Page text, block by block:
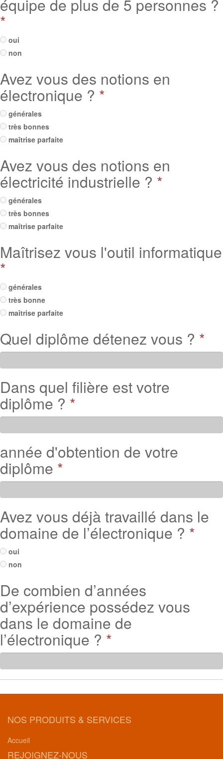
équipe de plus de 5 personnes ?
*
oui
non
Avez vous des notions en
électronique ? *
générales
très bonnes
maîtrise parfaite
Avez vous des notions en
électricité industrielle ? *
générales
très bonnes
maîtrise parfaite
Maîtrisez vous l'outil informatique
*
générales
très bonne
maîtrise parfaite
Quel diplôme détenez vous ? *
Dans quel filière est votre
diplôme ? *
année d'obtention de votre
diplôme *
Avez vous déjà travaillé dans le
domaine de l’électronique ? *
oui
non
De combien d’années
d’expérience possédez vous
dans le domaine de
l’électronique ? *
NOS PRODUITS & SERVICES
Accueil
REJOIGNEZ-NOUS